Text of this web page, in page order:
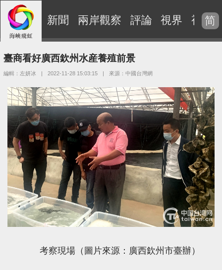
新聞 兩岸觀察 評論 視界 視頻
简
臺商看好廣西欽州水産養殖前景
編輯：左妍冰 | 2022-11-28 15:03:15 | 來源：中國台灣網
考察現場（圖片來源：廣西欽州市臺辦）